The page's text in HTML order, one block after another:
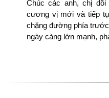
Chúc các anh, chị
cương vị mới và tiếp
chặng đường phía
ngày càng lớn mạnh,